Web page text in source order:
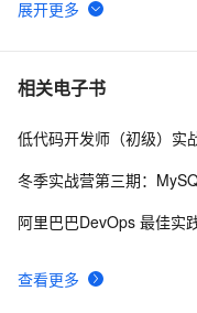
6 WebAssembly 在
7 userdel使用说明
8 自己看系统的“系统还
相关电子书
查看更多
低代码开发师（初级）实
冬季实战营第三期：
阿里巴巴DevOps 最佳实